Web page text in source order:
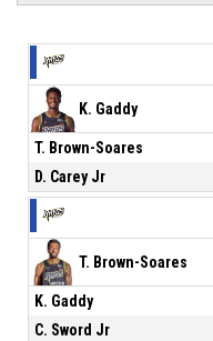
K. Gaddy
T. Brown-Soares
D. Carey Jr
T. Brown-Soares
K. Gaddy
C. Sword Jr